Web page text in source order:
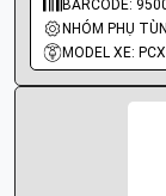
BARCODE:
NHÓM PHỤ
MODEL XE: PCX